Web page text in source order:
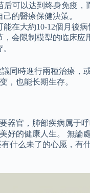
以达到终身免疫，
的醫療保健決策。
在大約10-12個月後
会限制模型的临床应
同時進行兩種治療
，也能长期生存。
官，肺部疾病属于
的健康人生。 無
什么未了的心愿，